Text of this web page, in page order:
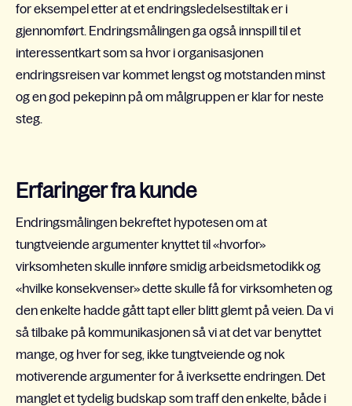
for eksempel etter at et endringsledelsestiltak er i
gjennomført. Endringsmålingen ga også innspill til et
interessentkart som sa hvor i organisasjonen
endringsreisen var kommet lengst og motstanden minst
og en god pekepinn på om målgruppen er klar for neste
steg.
Erfaringer fra kunde
Endringsmålingen bekreftet hypotesen om at
tungtveiende argumenter knyttet til «hvorfor»
virksomheten skulle innføre smidig arbeidsmetodikk og
«hvilke konsekvenser» dette skulle få for virksomheten og
den enkelte hadde gått tapt eller blitt glemt på veien. Da vi
så tilbake på kommunikasjonen så vi at det var benyttet
mange, og hver for seg, ikke tungtveiende og nok
motiverende argumenter for å iverksette endringen. Det
manglet et tydelig budskap som traff den enkelte, både i